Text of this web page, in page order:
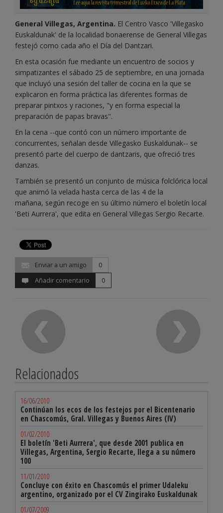
General Villegas, Argentina. El Centro Vasco 'Villegasko
Euskaldunak' de la localidad bonaerense de General Villegas
festejó como cada año el Día del Dantzari.
En esta ocasión fue mediante un encuentro de socios y
simpatizantes el sábado 25 de septiembre, en una jornada
que incluyó una sesión del taller de cocina en la que se
explicaron en forma práctica las diferentes formas de
preparar pintxos y raciones, "y en forma especial la
preparación de papas bravas".
En la cena --que contó con un número importante de
concurrentes, señalan desde Villegasko Euskaldunak-- se
presentó parte del cuerpo de dantzaris, que ofreció tres
danzas.
También se presentó un conjunto de música folclórica local
que animó la velada hasta cerca de las 4 de la
mañana, según recoge en su último número el boletín local
'Beti Aurrera', que edita en General Villegas Sergio Recarte.
Enviar a un amigo
0
Añadir comentario
0
Relacionados
16/06/2010
Continúan los ecos de los festejos por el Bicentenario
en Chascomús, Gral. Villegas y Buenos Aires (IV)
01/02/2010
El boletín 'Beti Aurrera', que desde 2001 publica en
Villegas, Argentina, Sergio Recarte, llega a su número
100
11/01/2010
Concluye con éxito en Chascomús el primer Udaleku
argentino, organizado por el CV Zingirako Euskaldunak
01/07/2009